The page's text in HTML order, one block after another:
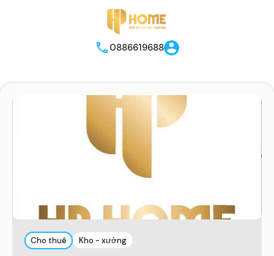
0886619688
Cho thuê Kho - xưởng